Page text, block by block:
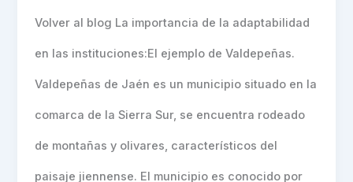
Volver al blog La importancia de la adaptabilidad
en las instituciones:El ejemplo de Valdepeñas.
Valdepeñas de Jaén es un municipio situado en la
comarca de la Sierra Sur, se encuentra rodeado
de montañas y olivares, característicos del
paisaje jiennense. El municipio es conocido por